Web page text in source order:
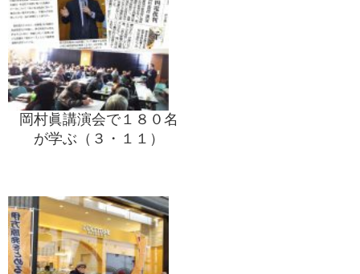
岡村眞講演会で１８０名
が学ぶ（３・１１）